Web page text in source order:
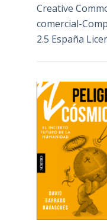
Creative
comercial-
2.5 España